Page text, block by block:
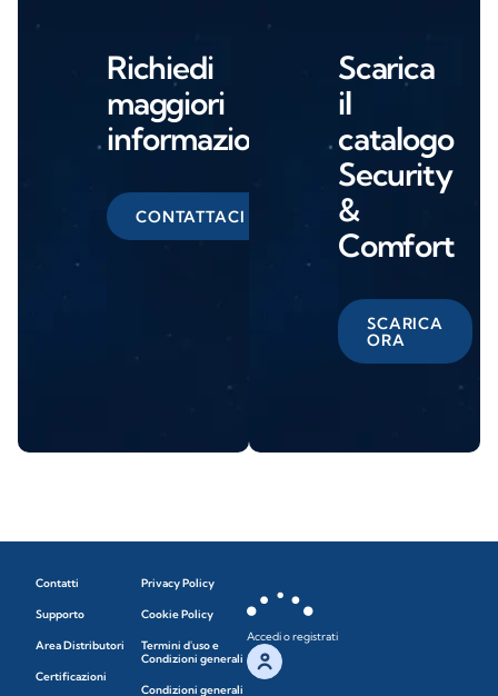
Richiedi
maggiori
informazioni
CONTATTACI
Scarica
il
catalogo
Security
&
Comfort
SCARICA
ORA
Contatti
Supporto
Area Distributori
Certificazioni
Privacy Policy
Cookie Policy
Termini d'uso e
Condizioni generali
Condizioni generali
Accedi o registrati